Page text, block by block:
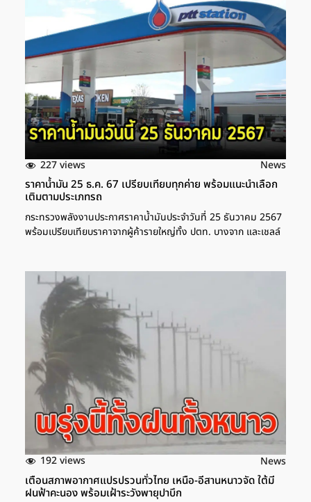
227 views News
ราคาน้ำมัน 25 ธ.ค. 67 เปรียบเทียบทุกค่าย พร้อมแนะนำเลือก
เติมตามประเภทรถ
กระทรวงพลังงานประกาศราคาน้ำมันประจำวันที่ 25 ธันวาคม 2567
พร้อมเปรียบเทียบราคาจากผู้ค้ารายใหญ่ทั้ง ปตท. บางจาก และเชลล์
192 views News
เตือนสภาพอากาศแปรปรวนทั่วไทย เหนือ-อีสานหนาวจัด ใต้มี
ฝนฟ้าคะนอง พร้อมเฝ้าระวังพายุปาบึก